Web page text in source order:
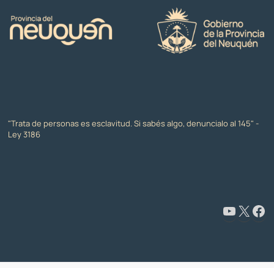
"Trata de personas es esclavitud. Si sabés algo, denuncialo al 145" -
Ley 3186